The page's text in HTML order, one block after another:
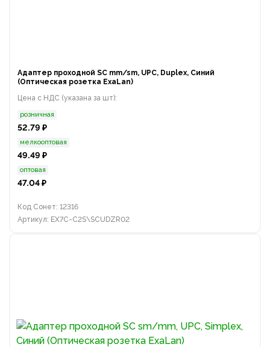
Адаптер проходной SC mm/sm, UPC, Duplex, Синий
(Оптическая розетка ExaLan)
Цена с НДС (указана за шт):
розничная
52.79 ₽
мелкооптовая
49.49 ₽
оптовая
47.04 ₽
Код Сонет: 12316
Артикул: EX7C-C2S\SCUDZR02